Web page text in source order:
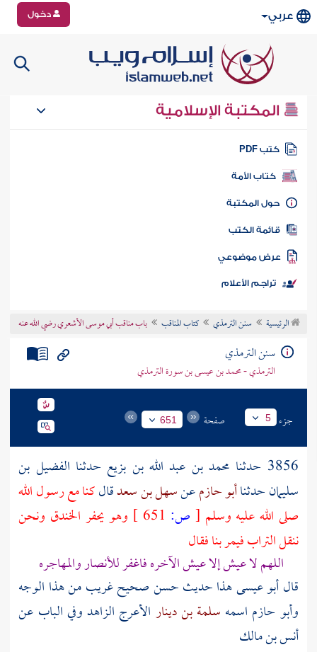
عربي دخول
المكتبة الإسلامية
كتب PDF
كتاب الأمة
المكتبة
الكتب
موضوعي
تراجم الأعلام
الرئيسية سنن الترمذي كتاب المناقب باب مناقب أبي موسى الأشعري رضي الله عنه
سنن الترمذي
الترمذي - محمد بن عيسى بن سورة الترمذي
جزء 5 صفحة 651
3856 حدثنا محمد بن عبد الله بن بزيع حدثنا الفضيل بن
سليمانحدثناأبو حازمعنسهل بن سعدقالكنا مع رسول الله
صلى الله عليه وسلم [ ص: وهو يحفر الخندق ونحن
ننقل التراب فيمر بنا فقال
اللهم لا عيش إلا عيش الآخره فاغفرللأنصاروالمهاجره
قال أبو عيسى هذا حديث حسن صحيح غريب من هذا الوجه
وأبو حازم اسمه سلمة بن دينار الأعرج الزاهد وفي الباب عن
أنس بن مالك